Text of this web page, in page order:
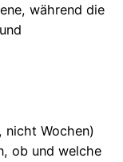
während die
nicht Wochen)
ob und welche